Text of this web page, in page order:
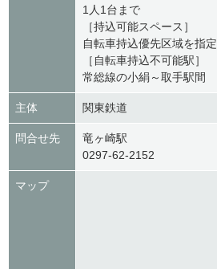
1人1台まで
［持込可能スペース］
自転車持込優先区域を指定
［自転車持込不可能駅］
常総線の小絹～取手駅間
主体 関東鉄道
問合せ先
竜ヶ崎駅
0297-62-2152
マップ